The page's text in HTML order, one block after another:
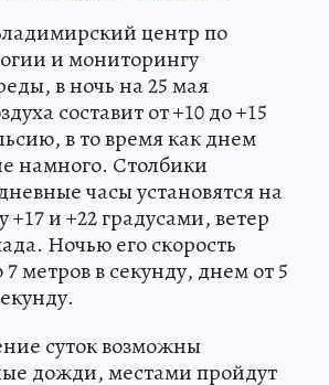
центр по
и мониторингу
в ночь на 25 мая
составит от +10 до +15
в то время как днем
намного. Столбики
часы установятся на
и +22 градусами, ветер
Ночью его скорость
7 метров в секунду, днем от 5
суток возможны
дожди, местами пройдут